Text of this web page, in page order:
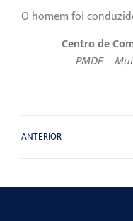
O homem foi
Centro de
PMDF –
ANTERIOR